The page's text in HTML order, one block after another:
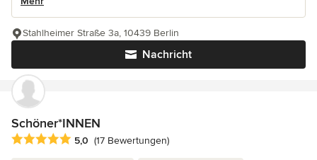
Nachricht
Stahlheimer Straße 3a, 10439 Berlin
Schöner*INNEN
Durchschnittliche Bewertung: 5 von 5 Sternen
5,0 (17 Bewertungen)